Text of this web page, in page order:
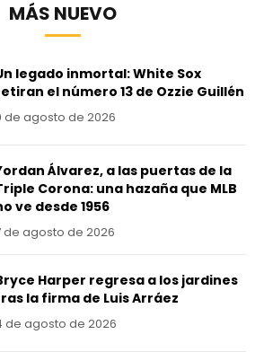
MÁS NUEVO
legado inmortal: White Sox
el número 13 de Ozzie Guillén
de agosto de 2026
Álvarez, a las puertas de la
Corona: una hazaña que MLB
ve desde 1956
de agosto de 2026
Harper regresa a los jardines
la firma de Luis Arráez
de agosto de 2026